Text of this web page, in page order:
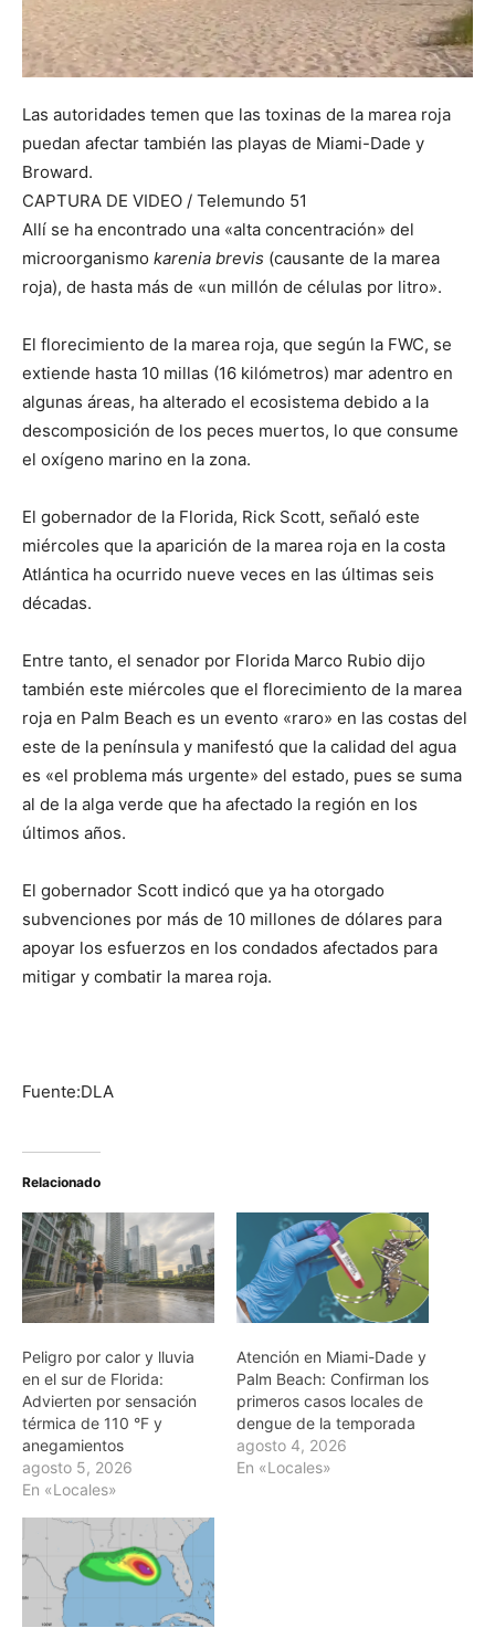
Las autoridades temen que las toxinas de la marea roja
puedan afectar también las playas de Miami-Dade y
Broward.
CAPTURA DE VIDEO / Telemundo 51
Allí se ha encontrado una «alta concentración» del
microorganismo karenia brevis (causante de la marea
roja), de hasta más de «un millón de células por litro».
El florecimiento de la marea roja, que según la FWC, se
extiende hasta 10 millas (16 kilómetros) mar adentro en
algunas áreas, ha alterado el ecosistema debido a la
descomposición de los peces muertos, lo que consume
el oxígeno marino en la zona.
El gobernador de la Florida, Rick Scott, señaló este
miércoles que la aparición de la marea roja en la costa
Atlántica ha ocurrido nueve veces en las últimas seis
décadas.
Entre tanto, el senador por Florida Marco Rubio dijo
también este miércoles que el florecimiento de la marea
roja en Palm Beach es un evento «raro» en las costas del
este de la península y manifestó que la calidad del agua
es «el problema más urgente» del estado, pues se suma
al de la alga verde que ha afectado la región en los
últimos años.
El gobernador Scott indicó que ya ha otorgado
subvenciones por más de 10 millones de dólares para
apoyar los esfuerzos en los condados afectados para
mitigar y combatir la marea roja.
Fuente:DLA
Relacionado
Peligro por calor y lluvia
en el sur de Florida:
Advierten por sensación
térmica de 110 °F y
anegamientos
agosto 5, 2026
En «Locales»
Atención en Miami-Dade y
Palm Beach: Confirman los
primeros casos locales de
dengue de la temporada
agosto 4, 2026
En «Locales»